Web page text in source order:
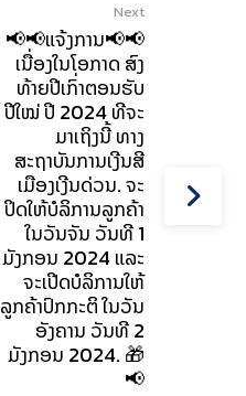
Next
📢📢ແຈ້ງການ📢📢
ເນື່ອງໃນໂອກາດ ສົງ
ທ້າຍປີເກົ່າຕອນຮັບ
ປີໃໝ່ ປີ 2024 ທີຈະ
ມາເຖິງນີ້ ທາງ
ສະຖາບັນການເງີນສີ
ເມືອງເງີນດ່ວນ. ຈະ
ປິດໃຫ້ບໍລິການລູກຄ້າ
ໃນວັນຈັນ ວັນທີ 1
ມັງກອນ 2024 ແລະ
ຈະເປີດບໍລິການໃຫ້
ລູກຄ້າປົກກະຕິ ໃນວັນ
ອັງຄານ ວັນທີ 2
ມັງກອນ 2024. 🎁
📢